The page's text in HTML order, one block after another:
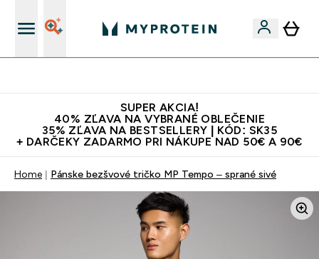
SUPER AKCIA!
40% ZĽAVA NA VYBRANÉ OBLEČENIE
35% ZĽAVA NA BESTSELLERY | KÓD: SK35
+ DARČEKY ZADARMO PRI NÁKUPE NAD 50€ A 90€
Home Pánske bezšvové tričko MP Tempo – sprané sivé